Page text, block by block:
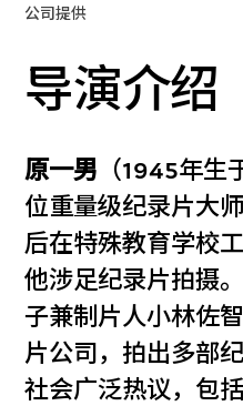
公司提供
导演介绍
原一男 （1945年
位重量级纪录片大
后在特殊教育学校
他涉足纪录片拍摄
子兼制片人小林佐
片公司，拍出多部
社会广泛热议，包括